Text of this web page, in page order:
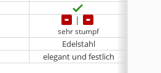
sehr stumpf
Edelstahl
elegant und festlich